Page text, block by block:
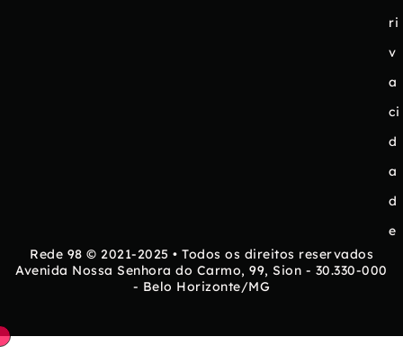
ri
v
a
ci
d
a
d
e
Rede 98 © 2021-2025 • Todos os direitos reservados
Avenida Nossa Senhora do Carmo, 99, Sion - 30.330-000
- Belo Horizonte/MG